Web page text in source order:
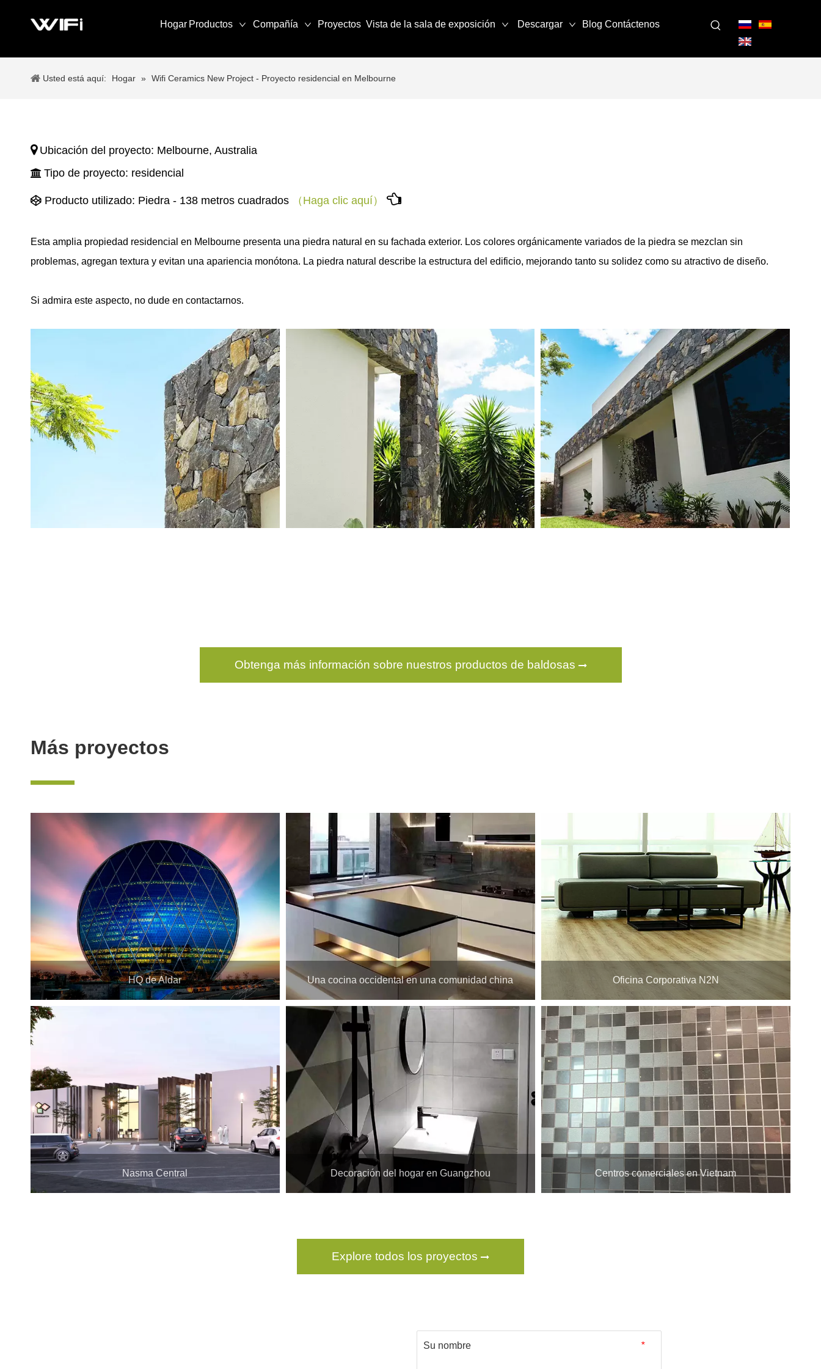
Hogar Productos Compañía Proyectos Vista de la sala de exposición Descargar Blog Contáctenos
Usted está aquí: Hogar » Wifi Ceramics New Project - Proyecto residencial en Melbourne
 Ubicación del proyecto: Melbourne, Australia
 Tipo de proyecto: residencial
 Producto utilizado: Piedra - 138 metros cuadrados （Haga clic aquí） 
Esta amplia propiedad residencial en Melbourne presenta una piedra natural en su fachada exterior. Los colores orgánicamente variados de la piedra se mezclan sin
problemas, agregan textura y evitan una apariencia monótona. La piedra natural describe la estructura del edificio, mejorando tanto su solidez como su atractivo de diseño.
Si admira este aspecto, no dude en contactarnos.
Obtenga más información sobre nuestros productos de baldosas
Más proyectos
—
HQ de Aldar Una cocina occidental en una comunidad china Oficina Corporativa N2N
Nasma Central Decoración del hogar en Guangzhou Centros comerciales en Vietnam
Explore todos los proyectos
*
Su nombre